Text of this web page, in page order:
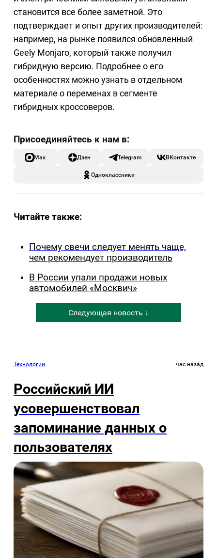
становится все более заметной. Это
подтверждает и опыт других производителей:
например, на рынке появился обновленный
Geely Monjaro, который также получил
гибридную версию. Подробнее о его
особенностях можно узнать в отдельном
материале о переменах в сегменте
гибридных кроссоверов.
Max Дзен Telegram ВКонтакте
Одноклассники
Читайте также:
Почему свечи следует менять чаще,
чем рекомендует производитель
В России упали продажи новых
автомобилей «Москвич»
Следующая новость ↓
Технологии час назад
Российский ИИ
усовершенствовал
запоминание данных о
пользователях